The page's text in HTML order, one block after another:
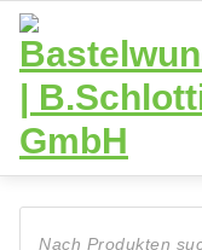
Zum
Inhalt
springen
Products
search